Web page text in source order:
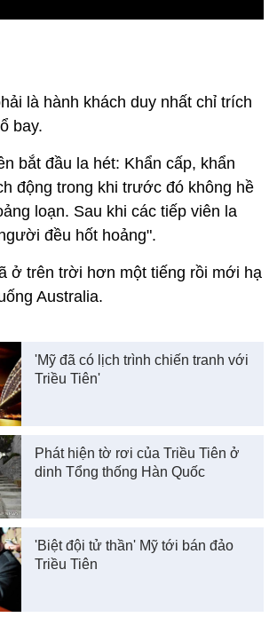
là hành khách duy nhất chỉ trích
bay.
bắt đầu la hét: Khẩn cấp, khẩn
động trong khi trước đó không hề
loạn. Sau khi các tiếp viên la
đều hốt hoảng".
ở trên trời hơn một tiếng rồi mới hạ
Australia.
'Mỹ đã có lịch trình chiến tranh với
Triều Tiên'
Phát hiện tờ rơi của Triều Tiên ở
dinh Tổng thống Hàn Quốc
'Biệt đội tử thần' Mỹ tới bán đảo
Triều Tiên